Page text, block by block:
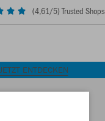
(4,61/5) Trusted Shops
JETZT ENTDECKEN